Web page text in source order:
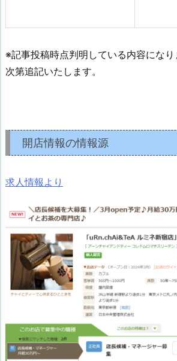
※記事投稿時点判明している内容になり
次第追記いたします。
開店情報の情報源
求人情報より